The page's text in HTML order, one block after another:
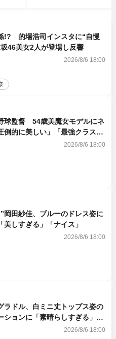
!? 的場浩司インスタに“自慢
46美女2人が登場し反響
2026/8/6 18:00
球監督 54歳美魔女モデルにネ
倒的に美しい」「最強クラス」
2026/8/6 18:00
岡田紗佳、ブルーのドレス姿に
美しすぎる」「ナイス」
2026/8/6 18:00
ラドル、白ミニ丈トップス姿の
ションに「素晴らしすぎる」
！」とネット絶賛
2026/8/6 18:00